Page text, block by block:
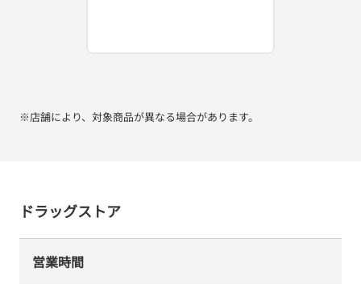
※店舗により、対象商品が異なる場合があります。
ドラッグストア
営業時間